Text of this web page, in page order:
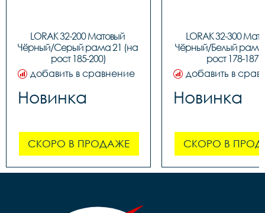
LORAK 32-200 Матовый
Чёрный/Серый рама 21 (на
рост 185-200)
добавить в сравнение
Новинка
СКОРО В ПРОДАЖЕ
LORAK 32-300
Чёрный/Белый рама
рост 178-187)
добавить в
Новинка
СКОРО В